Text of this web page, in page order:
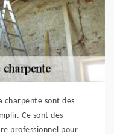
charpente sont des
Ce sont des
professionnel pour